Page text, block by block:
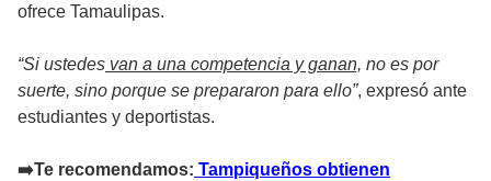
ofrece Tamaulipas.
“Si ustedes van a una competencia y ganan, no es por
suerte, sino porque se prepararon para ello”, expresó ante
estudiantes y deportistas.
➡️Te recomendamos: Tampiqueños obtienen